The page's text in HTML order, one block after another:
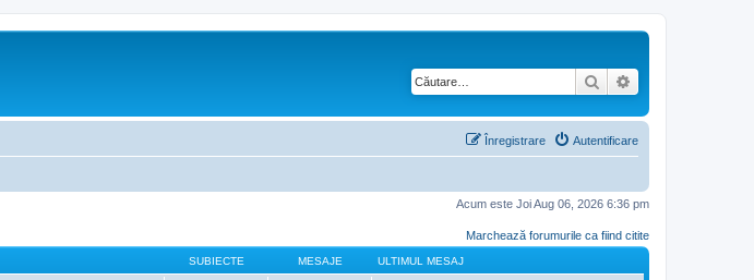
Căutare
Autentificare
Înregistrare
Acum este Joi Aug 06, 2026 6:36 pm
Marchează forumurile ca fiind citite
SUBIECTE MESAJE ULTIMUL MESAJ